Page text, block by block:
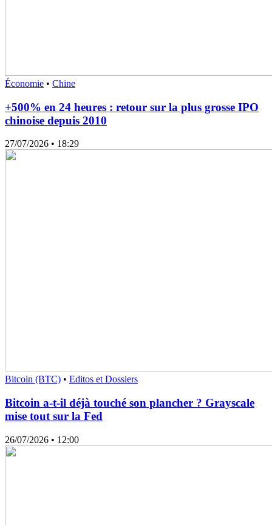
Économie • Chine
+500% en 24 heures : retour sur la plus grosse IPO
chinoise depuis 2010
27/07/2026 • 18:29
Bitcoin (BTC) • Editos et Dossiers
Bitcoin a-t-il déjà touché son plancher ? Grayscale
mise tout sur la Fed
26/07/2026 • 12:00